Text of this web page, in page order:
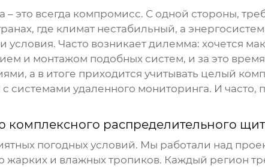
– это всегда компромисс. С одной стороны,
где климат нестабильный, а
Часто возникает дилемма: хочется
и монтажом подобных систем, и за это
а в итоге приходится учитывать целый
системами удаленного мониторинга. И часто,
комплексного распределительного
погодных условий. Мы работали над
жарких и влажных тропиков. Каждый регион